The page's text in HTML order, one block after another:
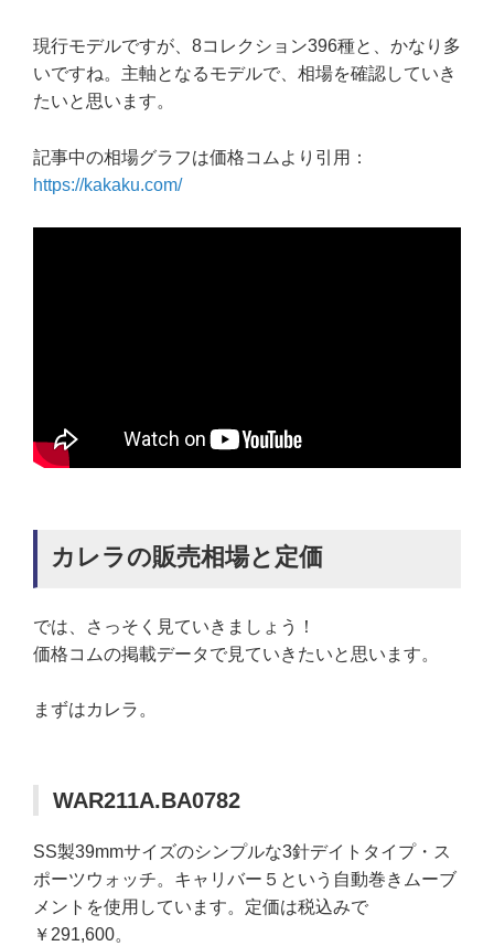
現行モデルですが、8コレクション396種と、かなり多
いですね。主軸となるモデルで、相場を確認していき
たいと思います。
記事中の相場グラフは価格コムより引用：
https://kakaku.com/
カレラの販売相場と定価
では、さっそく見ていきましょう！
価格コムの掲載データで見ていきたいと思います。
まずはカレラ。
WAR211A.BA0782
SS製39mmサイズのシンプルな3針デイトタイプ・ス
ポーツウォッチ。キャリバー５という自動巻きムーブ
メントを使用しています。定価は税込みで
￥291,600。